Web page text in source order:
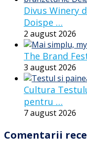
Divus Winery
Doispe …
2 august 2026
The Brand
3 august 2026
Cultura
pentru …
7 august 2026
Comentarii